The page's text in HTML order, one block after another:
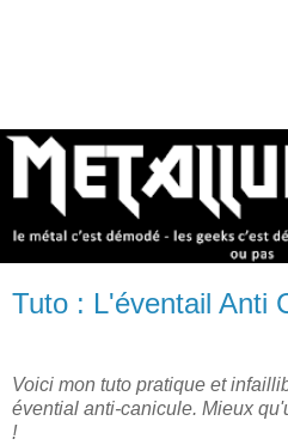
Tuto : L'éventail Anti
Voici mon tuto pratique et
évential anti-canicule. Mieux
!